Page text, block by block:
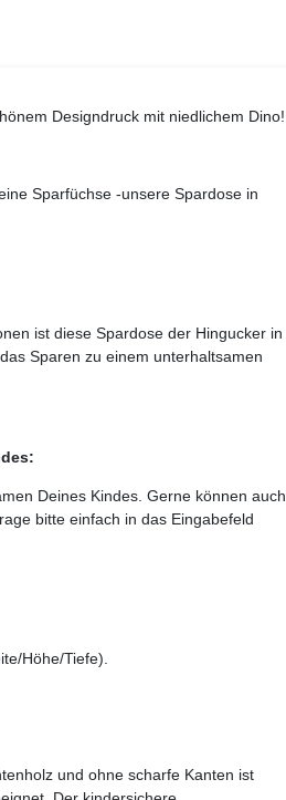
Designdruck mit niedlichem Dino!
Sparfüchse -unsere Spardose in
ist diese Spardose der Hingucker in
Sparen zu einem unterhaltsamen
Deines Kindes. Gerne können auch
bitte einfach in das Eingabefeld
Höhe/Tiefe).
und ohne scharfe Kanten ist